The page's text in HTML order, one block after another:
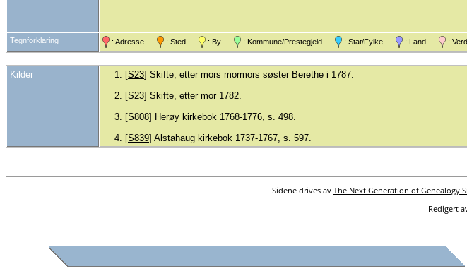
Tegnforklaring : Adresse : Sted : By : Kommune/Prestegjeld : Stat/Fylke : Land :
Kilder [S23] Skifte, etter mors mormors søster Berethe i 1787.
[S23] Skifte, etter mor 1782.
[S808] Herøy kirkebok 1768-1776, s. 498.
[S839] Alstahaug kirkebok 1737-1767, s. 597.
Sidene drives av The Next Generation of Genealogy
Redigert